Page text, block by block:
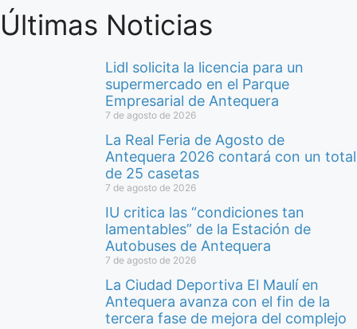
Últimas Noticias
Lidl solicita la licencia para un
supermercado en el Parque
Empresarial de Antequera
7 de agosto de 2026
La Real Feria de Agosto de
Antequera 2026 contará con un total
de 25 casetas
7 de agosto de 2026
IU critica las “condiciones tan
lamentables” de la Estación de
Autobuses de Antequera
7 de agosto de 2026
La Ciudad Deportiva El Maulí en
Antequera avanza con el fin de la
tercera fase de mejora del complejo